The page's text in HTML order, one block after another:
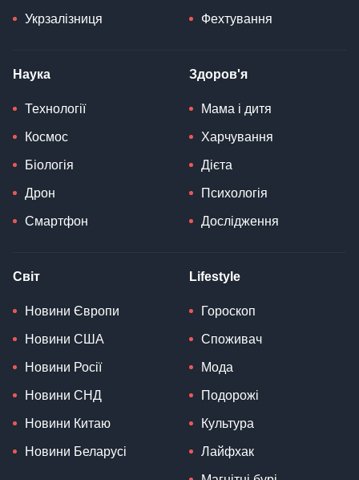
Укрзалізниця Фехтування
Наука
Технології
Космос
Біологія
Дрон
Смартфон
Здоров'я
Мама і дитя
Харчування
Дієта
Психологія
Дослідження
Світ
Новини Європи
Новини США
Новини Росії
Новини СНД
Новини Китаю
Новини Беларусі
Lifestyle
Гороскоп
Споживач
Мода
Подорожі
Культура
Лайфхак